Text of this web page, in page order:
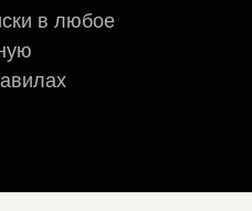
в любое